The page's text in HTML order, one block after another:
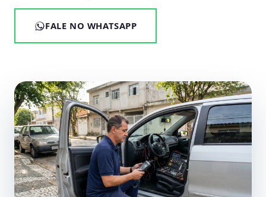
FALE NO WHATSAPP